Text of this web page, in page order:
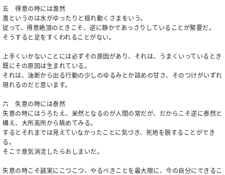
五 得意の時には澹然
澹というのは水がゆったりと揺れ動くさまをいう。
従って、得意絶頂のときこそ、逆に静かであっさりしていることが緊要だ。
そうすると足をすくわれることがない。
上手くいかないことには必ずその原因があり、それは、うまくいっているとき
既にその原因は生まれている。
それは、油断から出る行動の少しのゆるみとか詰めの甘さ、そのつけがいずれ
現れるのだと思います。
六 失意の時には泰然
失意の時にはうろたえ、呆然となるのが人間の常だが、だからこそ逆に泰然と
構え、大所高所から眺めてみる。
するとそれまでは見えていなかったことに気づき、死地を脱することができ
る。
そこで意気消沈したらおしまいだ。
失意の時こそ誠実にこつこつ、やるべきことを最大限に、今の自分にできるこ